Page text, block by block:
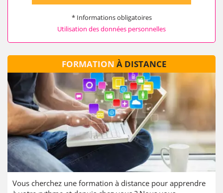
* Informations obligatoires
Utilisation des données personnelles
FORMATION À DISTANCE
Vous cherchez une formation à distance pour apprendre